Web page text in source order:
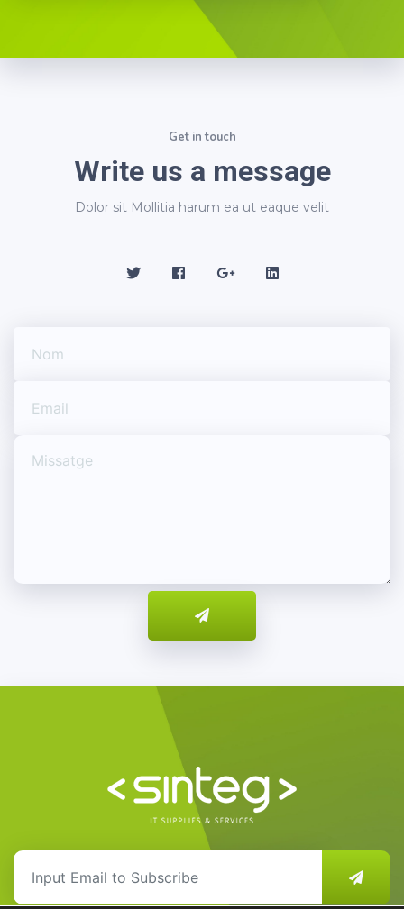
Get in touch
Write us a message
Dolor sit Mollitia harum ea ut eaque velit